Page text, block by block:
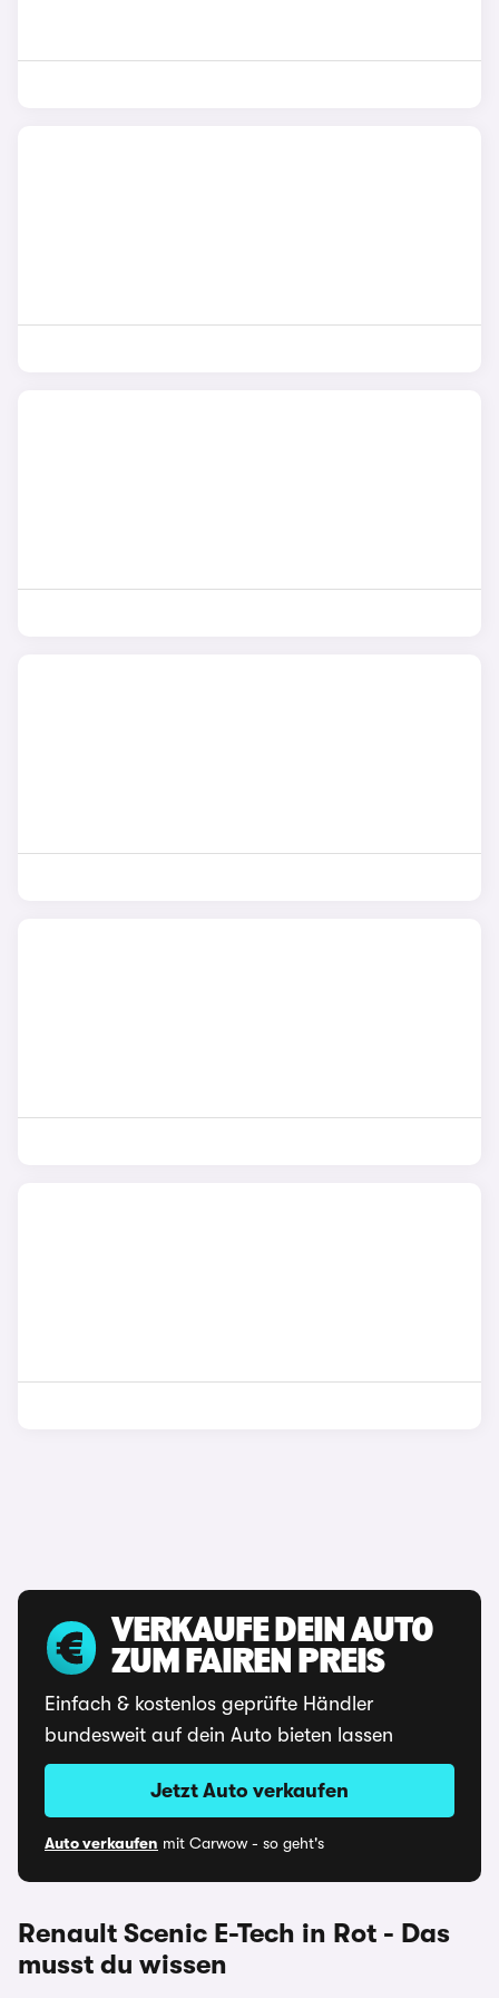
VERKAUFE DEIN AUTO
ZUM FAIREN PREIS
Einfach & kostenlos geprüfte Händler
bundesweit auf dein Auto bieten lassen
Jetzt Auto verkaufen
Auto verkaufen mit Carwow - so geht's
Renault Scenic E-Tech in Rot - Das
musst du wissen